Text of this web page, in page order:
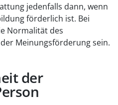
jedenfalls dann, wenn
förderlich ist. Bei
Normalität des
Meinungsförderung sein.
der